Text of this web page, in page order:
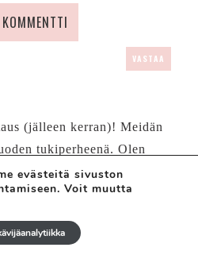
VASTAA
(jälleen kerran)! Meidän
tukiperheenä. Olen
tyttöjeni ollessa
tukiperhe olisi tuonut
muita. Lisäksi, kun omilla
evästeitä sivuston
Voit muutta